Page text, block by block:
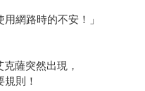
網路時的不安！」
薩突然出現，
則！